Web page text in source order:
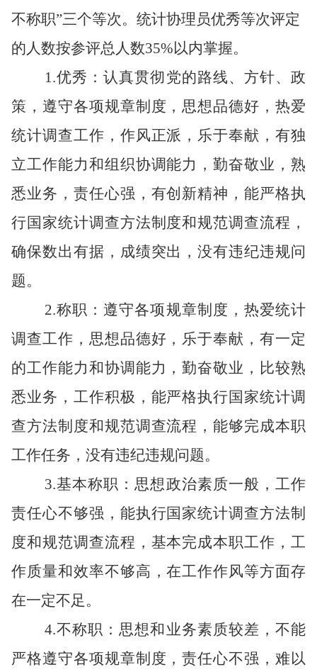
不称职”三个等次。统计协理员优秀等次评定
的人数按参评总人数35%以内掌握。
1.优秀：认真贯彻党的路线、方针、政
策，遵守各项规章制度，思想品德好，热爱
统计调查工作，作风正派，乐于奉献，有独
立工作能力和组织协调能力，勤奋敬业，熟
悉业务，责任心强，有创新精神，能严格执
行国家统计调查方法制度和规范调查流程，
确保数出有据，成绩突出，没有违纪违规问
题。
2.称职：遵守各项规章制度，热爱统计
调查工作，思想品德好，乐于奉献，有一定
的工作能力和协调能力，勤奋敬业，比较熟
悉业务，工作积极，能严格执行国家统计调
查方法制度和规范调查流程，能够完成本职
工作任务， 没有违纪违规问题。
3.基本称职：思想政治素质一般，工作
责任心不够强，能执行国家统计调查方法制
度和规范调查流程，基本完成本职工作，工
作质量和效率不够高，在工作作风等方面存
在一定不足。
4.不称职：思想和业务素质较差，不能
严格遵守各项规章制度，责任心不强，难以